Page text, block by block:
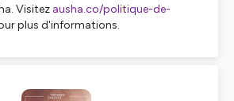
Visitez ausha.co/politique-de-
plus d'informations.